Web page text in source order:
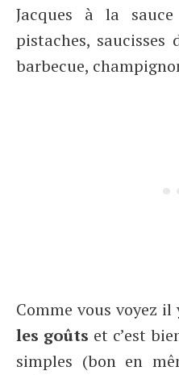
Jacques à la
pistaches, saucisses
barbecue,
Comme vous voyez
les goûts et c’est
simples (bon en